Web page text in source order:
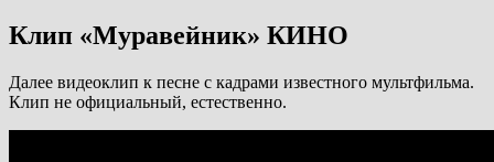
Клип «Муравейник» КИНО
Далее видеоклип к песне с кадрами известного мультфильма.
Клип не официальный, естественно.